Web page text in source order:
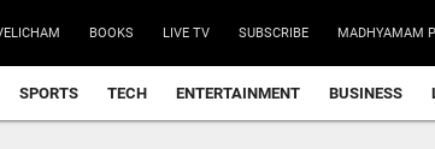
BOOKS LIVE TV SUBSCRIBE MADHYAMAM
SPORTS TECH ENTERTAINMENT BUSINESS